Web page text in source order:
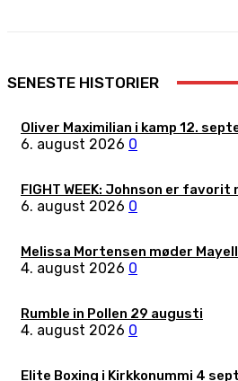
SENESTE HISTORIER
Oliver Maximilian i kamp 12.
6. august 2026 0
FIGHT WEEK: Johnson er
6. august 2026 0
Melissa Mortensen møder
4. august 2026 0
Rumble in Pollen 29 augusti
4. august 2026 0
Elite Boxing i Kirkkonummi 4